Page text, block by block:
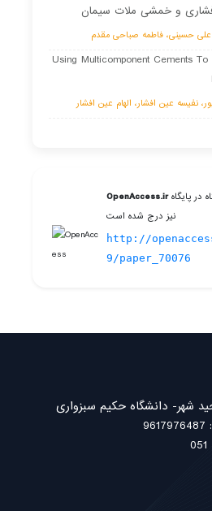
فشاری و خمشی ملات سیمان
حسینی، فاطمه صباحی مقدم
Using Multicomponent Cements
نفیسه عین افشار، الهام عین افشار
در پایگاهOpenAccess.ir
نیز درج شده است
http://
9/paper_70076
شهر- دانشگاه حکیم سبزواری